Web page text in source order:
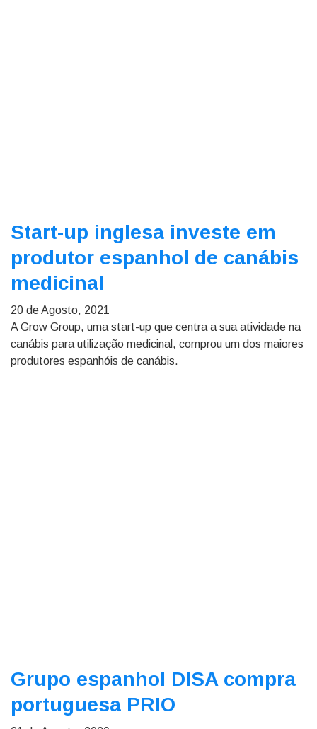
Start-up inglesa investe em
produtor espanhol de canábis
medicinal
20 de Agosto, 2021
A Grow Group, uma start-up que centra a sua atividade na
canábis para utilização medicinal, comprou um dos maiores
produtores espanhóis de canábis.
Grupo espanhol DISA compra
portuguesa PRIO